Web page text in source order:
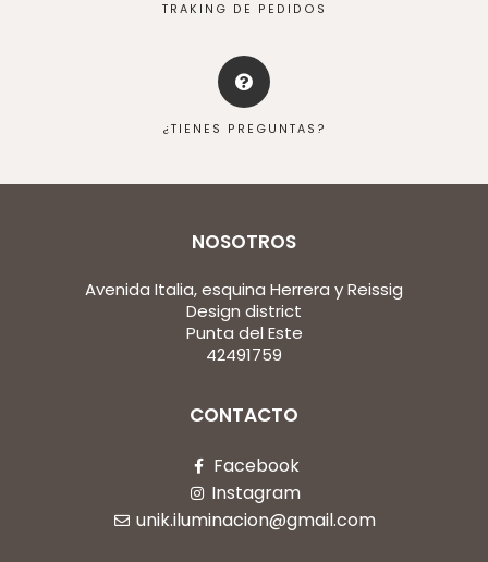
TRAKING DE PEDIDOS
¿TIENES PREGUNTAS?
NOSOTROS
Avenida Italia, esquina Herrera y Reissig
Design district
Punta del Este
42491759
CONTACTO
Facebook
Instagram
unik.iluminacion@gmail.com